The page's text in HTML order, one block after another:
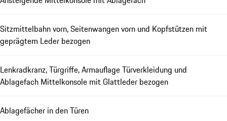
Sitzmittelbahn vorn, Seitenwangen vorn und Kopfstützen mit
geprägtem Leder bezogen
Lenkradkranz, Türgriffe, Armauflage Türverkleidung und
Ablagefach Mittelkonsole mit Glattleder bezogen
Ablagefächer in den Türen